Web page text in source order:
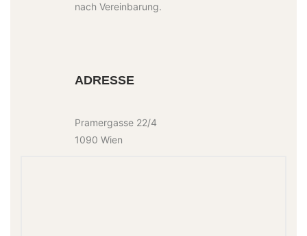
nach Vereinbarung.
ADRESSE
Pramergasse 22/4
1090 Wien